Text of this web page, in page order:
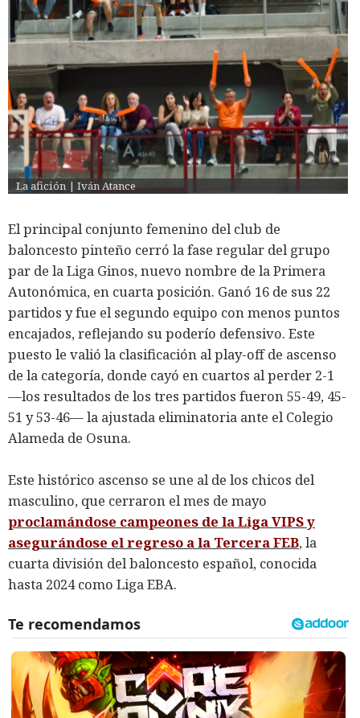
La afición | Iván Atance
El principal conjunto femenino del club de
baloncesto pinteño cerró la fase regular del grupo
par de la Liga Ginos, nuevo nombre de la Primera
Autonómica, en cuarta posición. Ganó 16 de sus 22
partidos y fue el segundo equipo con menos puntos
encajados, reflejando su poderío defensivo. Este
puesto le valió la clasificación al play-off de ascenso
de la categoría, donde cayó en cuartos al perder 2-1
—los resultados de los tres partidos fueron 55-49, 45-
51 y 53-46— la ajustada eliminatoria ante el Colegio
Alameda de Osuna.
Este histórico ascenso se une al de los chicos del
masculino, que cerraron el mes de mayo
proclamándose campeones de la Liga VIPS y
asegurándose el regreso a la Tercera FEB, la
cuarta división del baloncesto español, conocida
hasta 2024 como Liga EBA.